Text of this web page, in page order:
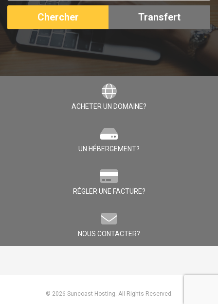
ACHETER UN DOMAINE?
UN HÉBERGEMENT?
RÉGLER UNE FACTURE?
NOUS CONTACTER?
© 2026 Suncoast Hosting. All Rights Reserved.